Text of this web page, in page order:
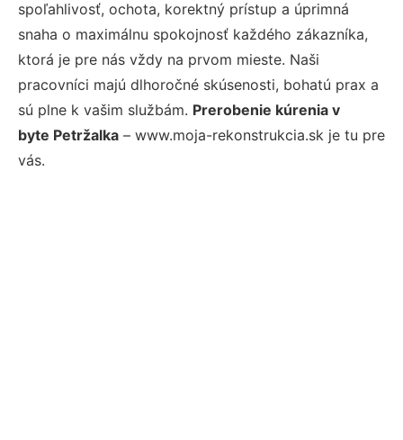
spoľahlivosť, ochota, korektný prístup a úprimná
snaha o maximálnu spokojnosť každého zákazníka,
ktorá je pre nás vždy na prvom mieste. Naši
pracovníci majú dlhoročné skúsenosti, bohatú prax a
sú plne k vašim službám. Prerobenie kúrenia v
byte Petržalka – www.moja-rekonstrukcia.sk je tu pre
vás.